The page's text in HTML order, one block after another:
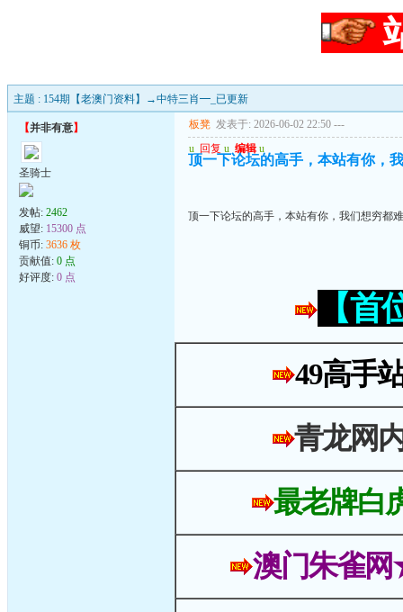
主题 : 154期【老澳门资料】→中特三肖━_已更新
【并非有意】
圣骑士
发帖: 2462
威望: 15300 点
铜币: 3636 枚
贡献值: 0 点
好评度: 0 点
板凳 发表于: 2026-06-02 22:50 ---
u 回复 u 编辑 u
顶一下论坛的高手，本站有你，
顶一下论坛的高手，本站有你，我们想穷都
【
49高手
青龙网
最老牌白
澳门朱雀